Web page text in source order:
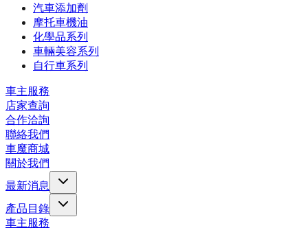
汽車添加劑
摩托車機油
化學品系列
車輛美容系列
自行車系列
車主服務
店家查詢
合作洽詢
聯絡我們
車魔商城
關於我們
最新消息
產品目錄
車主服務